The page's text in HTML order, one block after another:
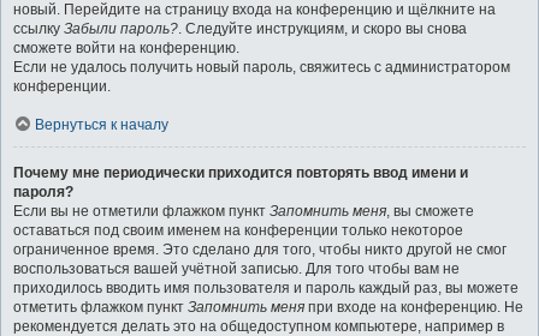
новый. Перейдите на страницу входа на конференцию и щёлкните на
ссылку Забыли пароль?. Следуйте инструкциям, и скоро вы снова
сможете войти на конференцию.
Если не удалось получить новый пароль, свяжитесь с администратором
конференции.
Вернуться к началу
Почему мне периодически приходится повторять ввод имени и
пароля?
Если вы не отметили флажком пункт Запомнить меня, вы сможете
оставаться под своим именем на конференции только некоторое
ограниченное время. Это сделано для того, чтобы никто другой не смог
воспользоваться вашей учётной записью. Для того чтобы вам не
приходилось вводить имя пользователя и пароль каждый раз, вы можете
отметить флажком пункт Запомнить меня при входе на конференцию. Не
рекомендуется делать это на общедоступном компьютере, например в